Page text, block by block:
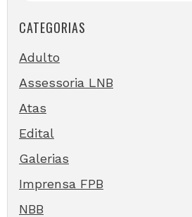
CATEGORIAS
Adulto
Assessoria LNB
Atas
Edital
Galerias
Imprensa FPB
NBB